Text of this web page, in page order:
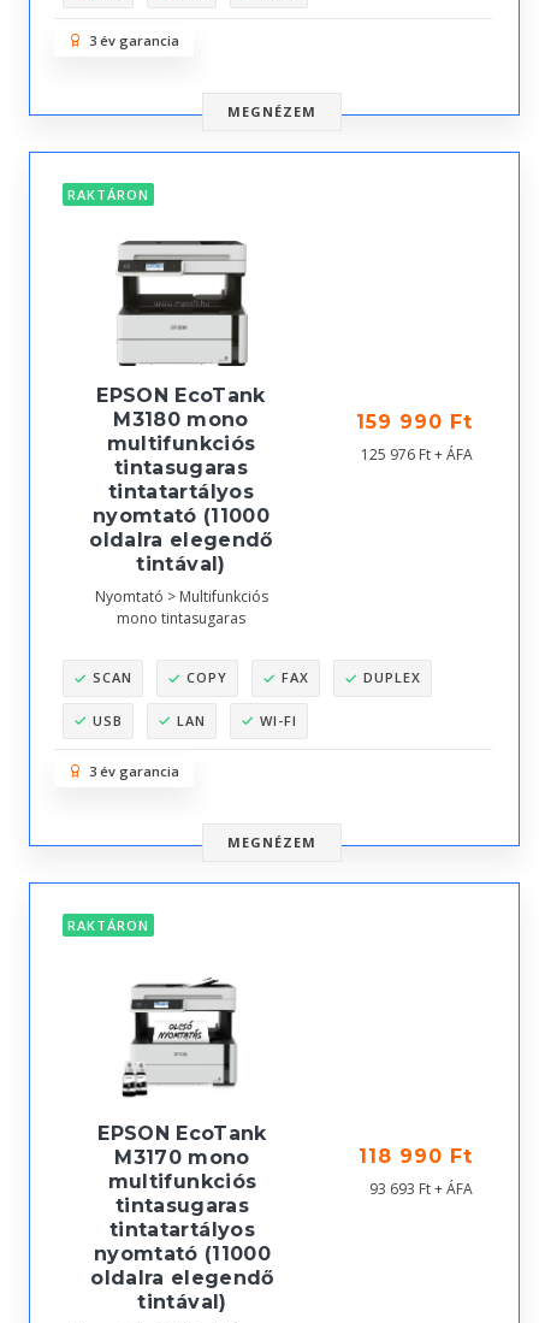
3 év garancia
MEGNÉZEM
RAKTÁRON
EPSON EcoTank
M3180 mono
multifunkciós
tintasugaras
tintatartályos
nyomtató (11000
oldalra elegendő
tintával)
Nyomtató > Multifunkciós
mono tintasugaras
159 990 Ft
125 976 Ft + ÁFA
SCAN COPY FAX DUPLEX
USB LAN WI-FI
3 év garancia
MEGNÉZEM
RAKTÁRON
EPSON EcoTank
M3170 mono
multifunkciós
tintasugaras
tintatartályos
nyomtató (11000
oldalra elegendő
tintával)
118 990 Ft
93 693 Ft + ÁFA